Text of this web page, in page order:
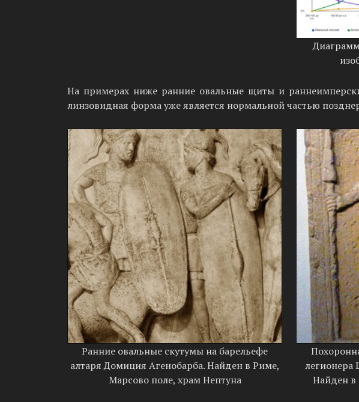
На примерах ниже ранние овальные щиты и
линзовидная форма уже является нормальной частью
Ранние овальные скутумы на барельефе
алтаря Домиция Агенобарба. Найден в Риме,
Марсово поле, храм Нептуна
легионера
Найден в